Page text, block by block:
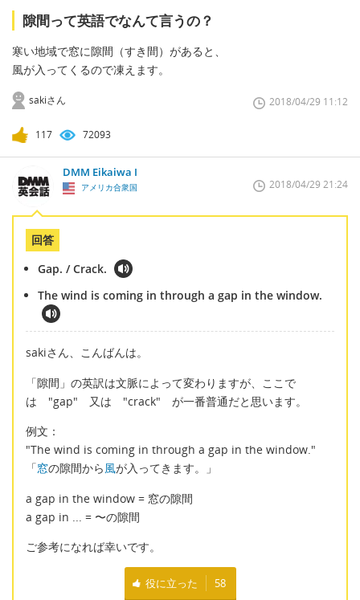
隙間って英語でなんて言うの？
寒い地域で窓に隙間（すき間）があると、
風が入ってくるので凍えます。
sakiさん 2018/04/29 11:12
117 72093
DMM Eikaiwa I
アメリカ合衆国 2018/04/29 21:24
回答
Gap. / Crack.
The wind is coming in through a gap in the window.
sakiさん、こんばんは。
「隙間」の英訳は文脈によって変わりますが、ここで
は "gap" 又は "crack" が一番普通だと思います。
例文：
"The wind is coming in through a gap in the window."
「窓の隙間から風が入ってきます。」
a gap in the window = 窓の隙間
a gap in ... = 〜の隙間
ご参考になれば幸いです。
役に立った 58